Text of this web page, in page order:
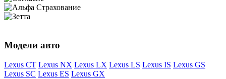
Модели авто
Lexus CT Lexus NX Lexus LX Lexus LS Lexus IS Lexus GS
Lexus SC Lexus ES Lexus GX